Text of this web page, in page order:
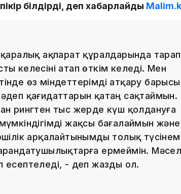
білдірді, деп хабарлайды
ақпарат құралдарында тарап
келесіні атап өткім келеді. Мен
өз міндеттерімді атқару
қағидаттарын қатаң сақтаймын.
рингтен тыс жерде күш қолдануға
жақсы бағалаймын және
арқалайтынымды толық
ермеймін.
- деп жазды ол.